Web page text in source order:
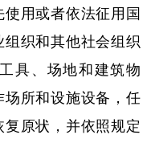
用或者依法征用国
织和其他社会组织
具、场地和建筑物
所和设施设备，任
原状，并依照规定